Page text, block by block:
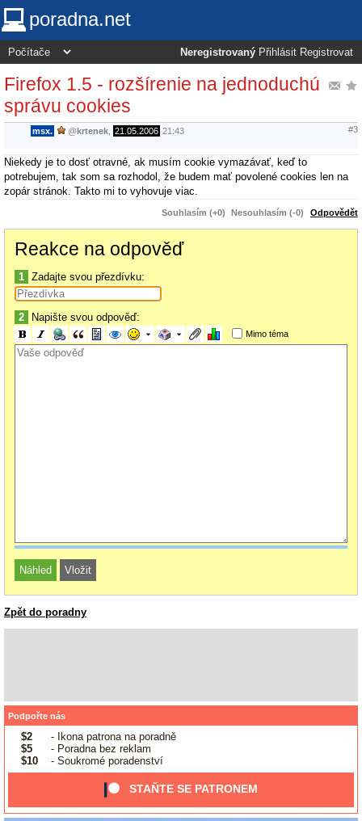
poradna.net
Neregistrovaný Přihlásit Registrovat
Firefox 1.5 - rozšírenie na jednoduchú
správu cookies
msx. @krtenek 21.05.2006 21:43 #3
Niekedy je to dosť otravné, ak musím cookie vymazávať, keď to
potrebujem, tak som sa rozhodol, že budem mať povolené cookies len na
zopár stránok. Takto mi to vyhovuje viac.
Souhlasím (+0) Nesouhlasím (-0) Odpovědět
Reakce na odpověď
1 Zadajte svou přezdívku:
2 Napište svou odpověď:
Mimo téma
Zpět do poradny
Podpořte nás
$2
- Ikona patrona na poradně
$5
- Poradna bez reklam
$10
- Soukromé poradenství
STAŇTE SE PATRONEM